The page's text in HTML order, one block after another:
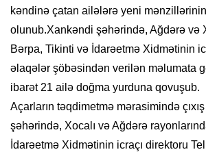
kəndinə çatan ailələrə yeni
olunub.Xankəndi şəhərində, Ağdərə və
Bərpa, Tikinti və İdarəetmə Xidmətinin
əlaqələr şöbəsindən verilən məlumata
ibarət 21 ailə doğma yurduna qovuşub.
Açarların təqdimetmə mərasimində
şəhərində, Xocalı və Ağdərə
İdarəetmə Xidmətinin icraçı direktoru